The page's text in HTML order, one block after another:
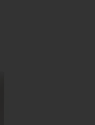
ディピール